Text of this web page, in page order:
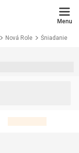
771 76 55
Menu
Nová Role Śniadanie